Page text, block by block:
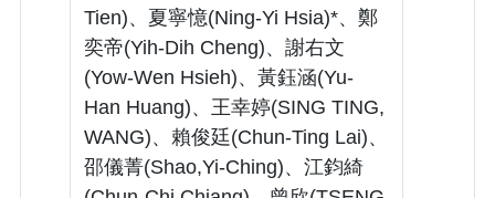
Tien)、夏寧憶(Ning-Yi Hsia)*、鄭
奕帝(Yih-Dih Cheng)、謝右文
(Yow-Wen Hsieh)、黃鈺涵(Yu-
Han Huang)、王幸婷(SING TING,
WANG)、賴俊廷(Chun-Ting Lai)、
邵儀菁(Shao,Yi-Ching)、江鈞綺